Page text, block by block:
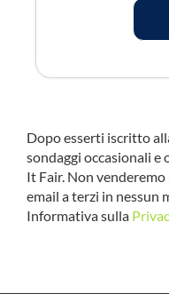
Dopo esserti iscritto
sondaggi occasionali e
It Fair. Non
email a terzi in nessun
Informativa sulla